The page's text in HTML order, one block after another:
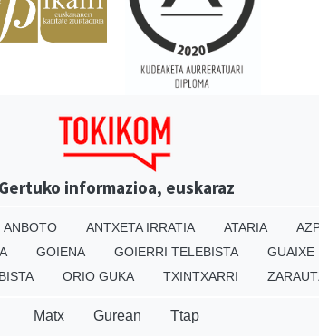
Gertuko informazioa, euskaraz
ANBOTO ANTXETA IRRATIA ATARIA
GOIENA GOIERRI TELEBISTA
GUAIXE
ORIO GUKA TXINTXARRI
Matx Gurean Ttap